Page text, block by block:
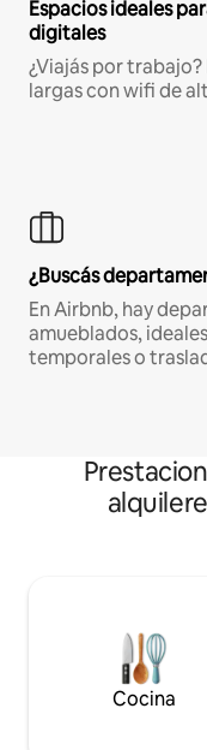
Espacios ideales
digitales
¿Viajás por
largas con wifi de
¿Buscás
En Airbnb, hay
amueblados,
temporales o
Cocina